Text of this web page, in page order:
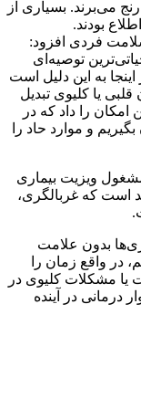
می‌برند. بسیاری از
بودند.
فردی افزود:
توصیه‌ای
به این دلیل است
یا کلیوی تبدیل
امکان را داد که در
و موارد حاد را
ویزیت بیماری
است که غربالگری،
بدون علامت
در واقع زمان را
یا مشکلات کلیوی در
درمانی در آینده